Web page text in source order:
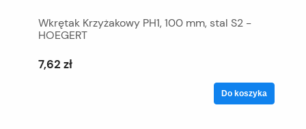
Wkrętak Krzyżakowy PH1, 100 mm, stal S2 -
HOEGERT
7,62 zł
Do koszyka